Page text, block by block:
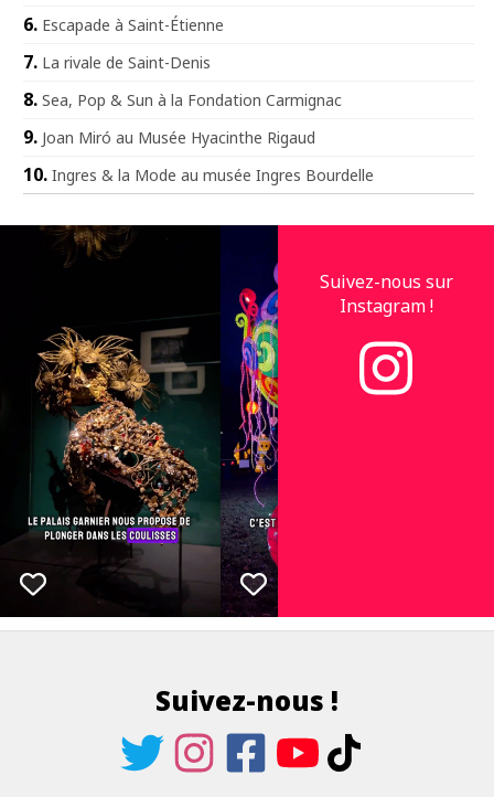
Escapade à Saint-Étienne
La rivale de Saint-Denis
Sea, Pop & Sun à la Fondation Carmignac
Joan Miró au Musée Hyacinthe Rigaud
Ingres & la Mode au musée Ingres Bourdelle
Suivez-nous sur
Instagram !
Suivez-nous !